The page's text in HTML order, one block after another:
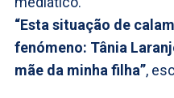
“Esta situação de
fenómeno: Tânia
mãe da minha filha”,